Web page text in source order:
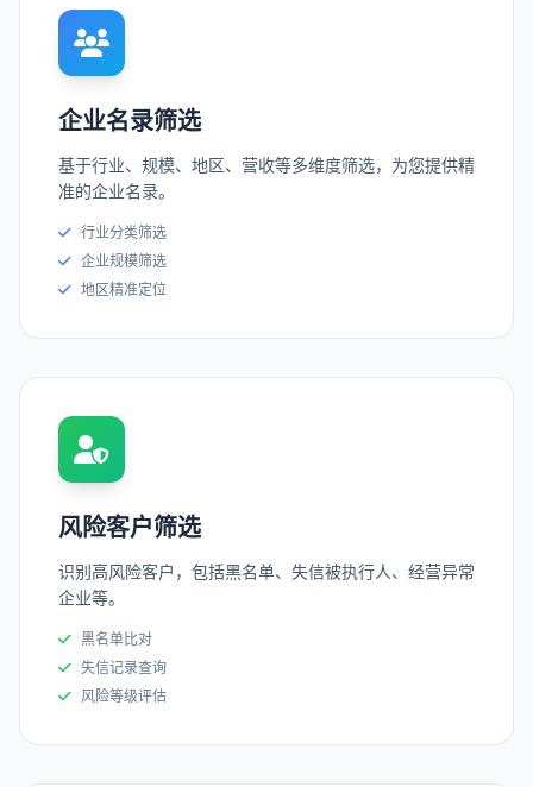
企业名录筛选
基于行业、规模、地区、营收等多维度筛选，为您提供精
准的企业名录。
行业分类筛选
企业规模筛选
地区精准定位
风险客户筛选
识别高风险客户，包括黑名单、失信被执行人、经营异常
企业等。
黑名单比对
失信记录查询
风险等级评估